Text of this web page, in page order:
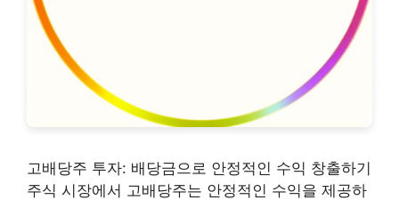
고배당주 투자: 배당금으로 안정적인 수익 창출하기
주식 시장에서 고배당주는 안정적인 수익을 제공하